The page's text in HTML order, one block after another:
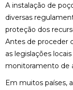
A instalação de
diversas
proteção dos
Antes de proceder
as legislações
monitoramento de
Em muitos países,